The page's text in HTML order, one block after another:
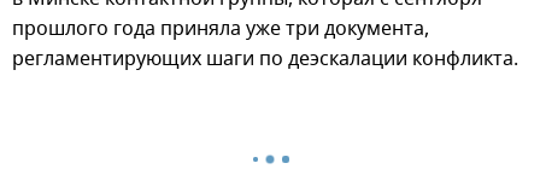
прошлого года приняла уже три документа,
регламентирующих шаги по деэскалации конфликта.